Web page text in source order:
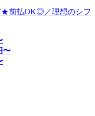
★前払OK◎／理想のシフ
〜